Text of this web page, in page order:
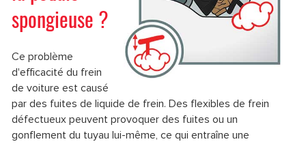
spongieuse ?
Ce problème
d'efficacité du frein
de voiture est causé
par des fuites de liquide de frein. Des flexibles de frein
défectueux peuvent provoquer des fuites ou un
gonflement du tuyau lui-même, ce qui entraîne une